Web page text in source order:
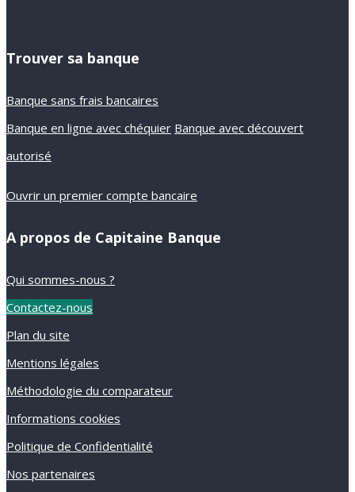
Trouver sa banque
Banque sans frais bancaires
Banque en ligne avec chéquier Banque avec découvert
autorisé
Ouvrir un premier compte bancaire
A propos de Capitaine Banque
Qui sommes-nous ?
Contactez-nous
Plan du site
Mentions légales
Méthodologie du comparateur
Informations cookies
Politique de Confidentialité
Nos partenaires